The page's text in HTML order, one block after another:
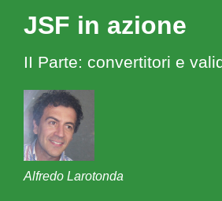
JSF in azione
II Parte: convertitori e
Alfredo Larotonda